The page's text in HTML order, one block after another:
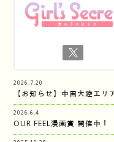
2026.7.20
【お知らせ】中国大陸エ
2026.6.4
OUR FEEL漫画賞 開催中！